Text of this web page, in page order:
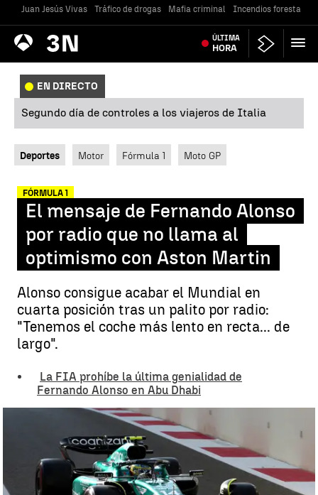
Juan Jesús Vivas Tráfico de drogas Mafia criminal Incendios forestales
Antena
3 Noticias ÚLTIMA
HORA
EN DIRECTO
Segundo día de controles a los viajeros de Italia
Deportes Motor Fórmula 1 Moto GP
FÓRMULA 1
El mensaje de Fernando Alonso
por radio que no llama al
optimismo con Aston Martin
Alonso consigue acabar el Mundial en
cuarta posición tras un palito por radio:
"Tenemos el coche más lento en recta... de
largo".
La FIA prohíbe la última genialidad de
Fernando Alonso en Abu Dhabi